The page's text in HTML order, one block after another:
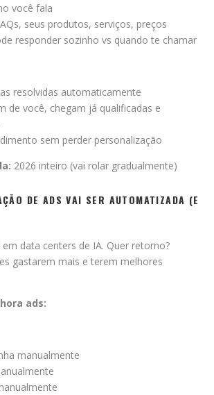
você fala
seus produtos, serviços, preços
responder sozinho vs quando te chamar
resolvidas automaticamente
de você, chegam já qualificadas e
sem perder personalização
2026 inteiro (vai rolar gradualmente)
DE ADS VAI SER AUTOMATIZADA (E
data centers de IA. Quer retorno?
gastarem mais e terem melhores
ads:
manualmente